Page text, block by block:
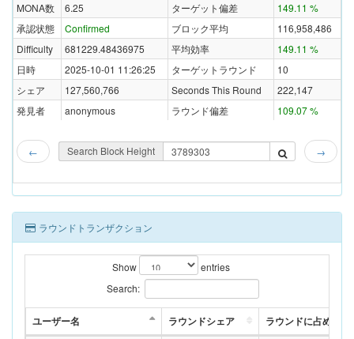
MONA数
6.25 ターゲット偏差
149.11 %
承認状態
Confirmed ブロック平均
116,958,486
Difficulty
681229.48436975 平均効率
149.11 %
日時
2025-10-01 11:26:25 ターゲットラウンド
10
シェア
127,560,766 Seconds This Round
222,147
発見者
anonymous ラウンド偏差 109.07 %
← Search Block Height →
ラウンドトランザクション
Show
entries
Search:
ユーザー名 ラウンドシェア ラウンドに占める割